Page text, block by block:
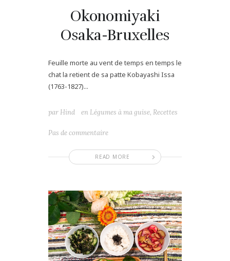
Okonomiyaki
Osaka-Bruxelles
Feuille morte au vent de temps en temps le
chat la retient de sa patte Kobayashi Issa
(1763-1827)...
READ MORE
par Hind en Légumes à ma guise, Recettes
Pas de commentaire